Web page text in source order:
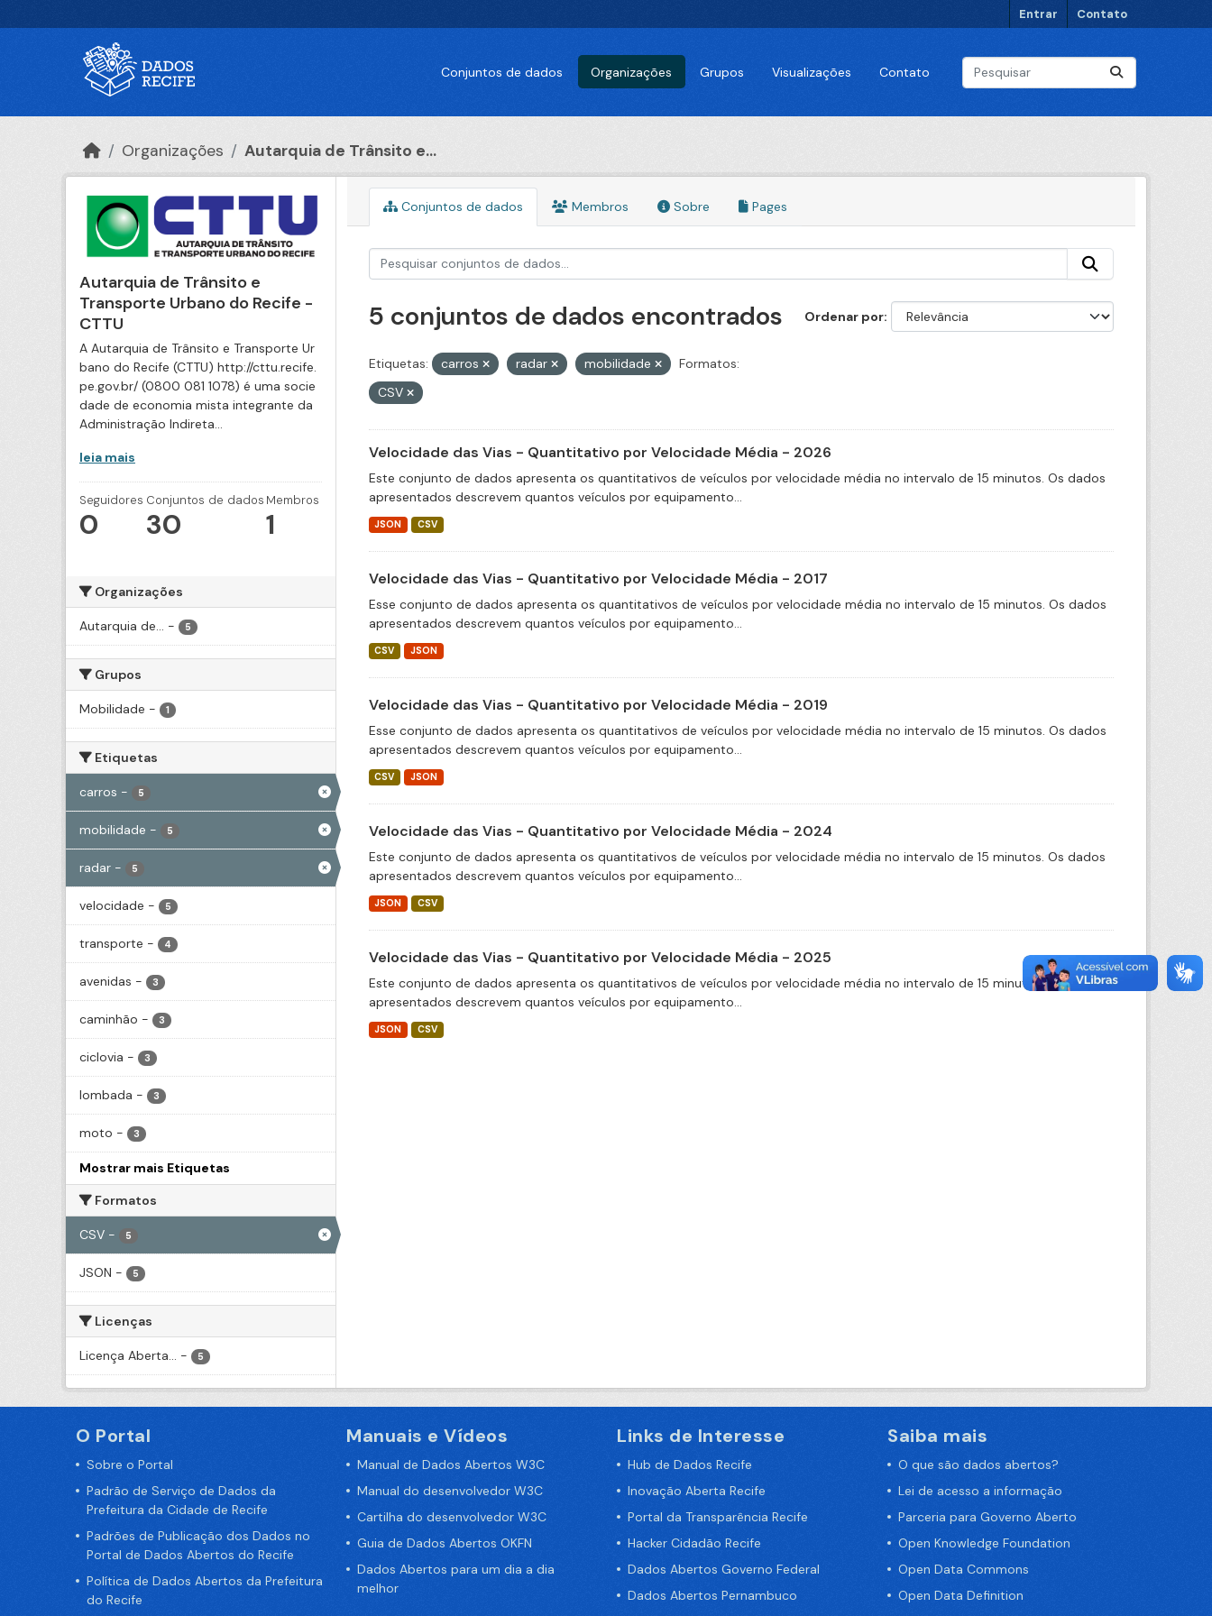
Entrar Contato
Conjuntos de dados Organizações Grupos Visualizações Contato
Organizações Autarquia de Trânsito e...
Autarquia de Trânsito e
Transporte Urbano do Recife -
CTTU
A Autarquia de Trânsito e Transporte Ur
bano do Recife (CTTU) http://cttu.recife.
pe.gov.br/ (0800 081 1078) é uma socie
dade de economia mista integrante da
Administração Indireta...
leia mais
Seguidores
0
Conjuntos de dados
30
Membros
1
Organizações
Autarquia de... - 5
Grupos
Mobilidade - 1
Etiquetas
carros - 5
mobilidade - 5
radar - 5
velocidade - 5
transporte - 4
avenidas - 3
caminhão - 3
ciclovia - 3
lombada - 3
moto - 3
Mostrar mais Etiquetas
Formatos
CSV - 5
JSON - 5
Licenças
Licença Aberta... - 5
Conjuntos de dados Membros Sobre Pages
Ordenar por
5 conjuntos de dados encontrados
Etiquetas: carros radar mobilidade
Formatos:
CSV
Velocidade das Vias - Quantitativo por Velocidade Média - 2026
Este conjunto de dados apresenta os quantitativos de veículos por velocidade média no intervalo de 15 minutos. Os dados
apresentados descrevem quantos veículos por equipamento...
JSON CSV
Velocidade das Vias - Quantitativo por Velocidade Média - 2017
Esse conjunto de dados apresenta os quantitativos de veículos por velocidade média no intervalo de 15 minutos. Os dados
apresentados descrevem quantos veículos por equipamento...
CSV JSON
Velocidade das Vias - Quantitativo por Velocidade Média - 2019
Esse conjunto de dados apresenta os quantitativos de veículos por velocidade média no intervalo de 15 minutos. Os dados
apresentados descrevem quantos veículos por equipamento...
CSV JSON
Velocidade das Vias - Quantitativo por Velocidade Média - 2024
Este conjunto de dados apresenta os quantitativos de veículos por velocidade média no intervalo de 15 minutos. Os dados
apresentados descrevem quantos veículos por equipamento...
JSON CSV
Velocidade das Vias - Quantitativo por Velocidade Média - 2025
Este conjunto de dados apresenta os quantitativos de veículos por velocidade média no intervalo de 15 minutos. Os dados
apresentados descrevem quantos veículos por equipamento...
JSON CSV
O Portal
Sobre o Portal
Padrão de Serviço de Dados da
Prefeitura da Cidade de Recife
Padrões de Publicação dos Dados no
Portal de Dados Abertos do Recife
Política de Dados Abertos da Prefeitura
do Recife
Manuais e Vídeos
Manual de Dados Abertos W3C
Manual do desenvolvedor W3C
Cartilha do desenvolvedor W3C
Guia de Dados Abertos OKFN
Dados Abertos para um dia a dia
melhor
Links de Interesse
Hub de Dados Recife
Inovação Aberta Recife
Portal da Transparência Recife
Hacker Cidadão Recife
Dados Abertos Governo Federal
Dados Abertos Pernambuco
Saiba mais
O que são dados abertos?
Lei de acesso a informação
Parceria para Governo Aberto
Open Knowledge Foundation
Open Data Commons
Open Data Definition